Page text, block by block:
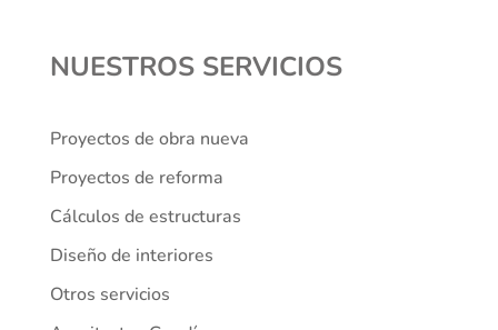
NUESTROS SERVICIOS
Proyectos de obra nueva
Proyectos de reforma
Cálculos de estructuras
Diseño de interiores
Otros servicios